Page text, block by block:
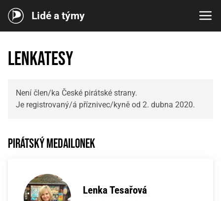
Lidé a týmy
LenkaTesy
Není člen/ka České pirátské strany.
Je registrovaný/á příznivec/kyně od 2. dubna 2020.
Pirátský medailonek
Lenka Tesařová